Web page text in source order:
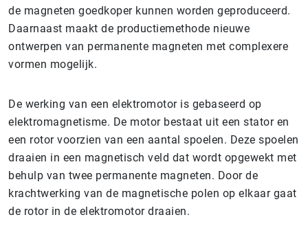
de magneten goedkoper kunnen worden geproduceerd.
Daarnaast maakt de productiemethode nieuwe
ontwerpen van permanente magneten met complexere
vormen mogelijk.
De werking van een elektromotor is gebaseerd op
elektromagnetisme. De motor bestaat uit een stator en
een rotor voorzien van een aantal spoelen. Deze spoelen
draaien in een magnetisch veld dat wordt opgewekt met
behulp van twee permanente magneten. Door de
krachtwerking van de magnetische polen op elkaar gaat
de rotor in de elektromotor draaien.